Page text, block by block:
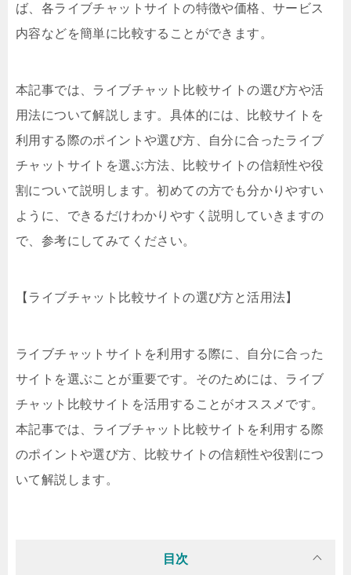
ば、各ライブチャットサイトの特徴や価格、サービス
内容などを簡単に比較することができます。
本記事では、ライブチャット比較サイトの選び方や活
用法について解説します。具体的には、比較サイトを
利用する際のポイントや選び方、自分に合ったライブ
チャットサイトを選ぶ方法、比較サイトの信頼性や役
割について説明します。初めての方でも分かりやすい
ように、できるだけわかりやすく説明していきますの
で、参考にしてみてください。
【ライブチャット比較サイトの選び方と活用法】
ライブチャットサイトを利用する際に、自分に合った
サイトを選ぶことが重要です。そのためには、ライブ
チャット比較サイトを活用することがオススメです。
本記事では、ライブチャット比較サイトを利用する際
のポイントや選び方、比較サイトの信頼性や役割につ
いて解説します。
目次